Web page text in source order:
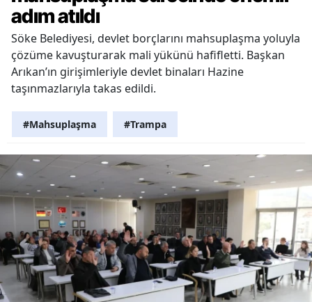
adım atıldı
Söke Belediyesi, devlet borçlarını mahsuplaşma yoluyla
çözüme kavuşturarak mali yükünü hafifletti. Başkan
Arıkan’ın girişimleriyle devlet binaları Hazine
taşınmazlarıyla takas edildi.
#Mahsuplaşma #Trampa